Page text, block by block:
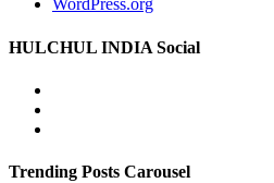
WordPress.org
HULCHUL INDIA Social
Trending Posts Carousel